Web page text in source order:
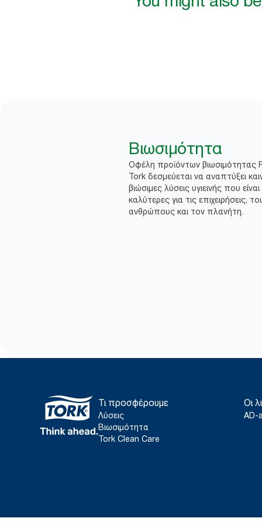
Βιωσιμότητα
Οφέλη προϊόντων βιωσιμότητας
Tork δεσμεύεται να αναπτύξει
βιώσιμες λύσεις υγιεινής που είναι
καλύτερες για τις επιχειρήσεις,
ανθρώπους και τον πλανήτη.
Τι προσφέρουμε
Λύσεις
Βιωσιμότητα
Tork Clean Care
Οι
AD-